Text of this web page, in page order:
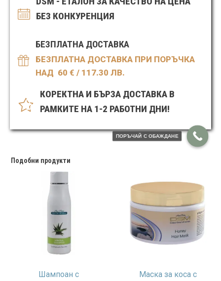
минерали
БЕЗ КОНКУРЕНЦИЯ
БЕЗПЛАТНА ДОСТАВКА
БЕЗПЛАТНА ДОСТАВКА ПРИ ПОРЪЧКА
НАД 60 € / 117.30 ЛВ.
КОРЕКТНА И БЪРЗА ДОСТАВКА В
РАМКИТЕ НА 1-2 РАБОТНИ ДНИ!
Подобни продукти
Шампоан с
Маска за коса с
ПОРЪЧАЙ С ОБАЖДАНЕ